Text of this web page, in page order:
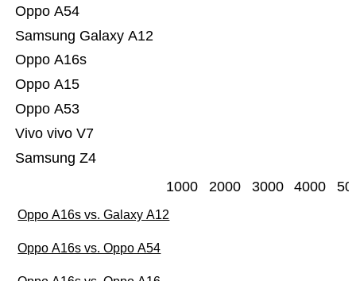
Samsung Z4
Vivo vivo V7
Oppo A53
Oppo A15
Oppo A16s
Samsung Galaxy A12
Oppo A54
1000 2000 3000 4000
Oppo A16s vs. Galaxy A12
Oppo A16s vs. Oppo A54